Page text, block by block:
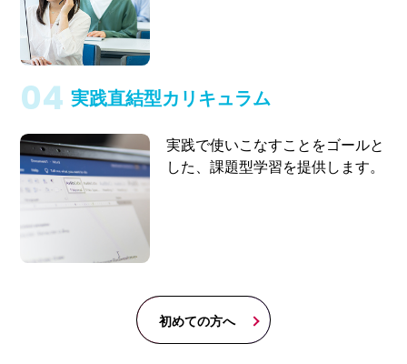
実践直結型カリキュラム
実践で使いこなすことをゴールと
した、課題型学習を提供します。
初めての方へ